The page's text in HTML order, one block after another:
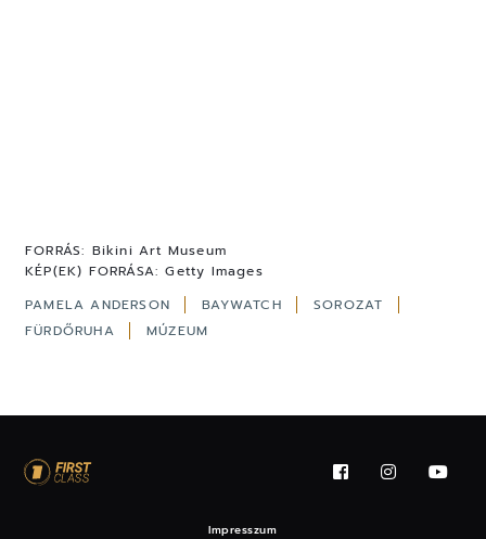
FORRÁS: Bikini Art Museum
KÉP(EK) FORRÁSA: Getty Images
PAMELA ANDERSON
BAYWATCH
SOROZAT
FÜRDŐRUHA
MÚZEUM
Impresszum